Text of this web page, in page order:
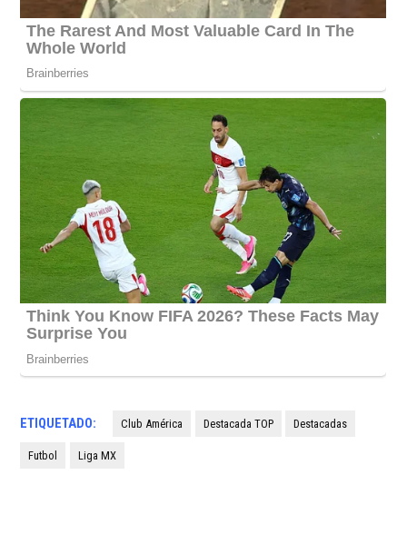
ETIQUETADO: Club América Destacada TOP Destacadas
Futbol Liga MX